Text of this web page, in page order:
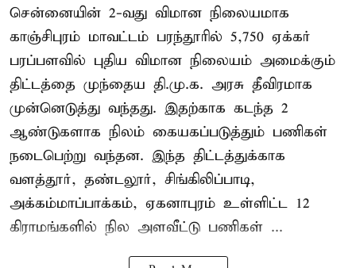
சென்னையின் 2-வது விமான நிலையமாக
காஞ்சிபுரம் மாவட்டம் பரந்தூரில் 5,750 ஏக்கர்
பரப்பளவில் புதிய விமான நிலையம் அமைக்கும்
திட்டத்தை முந்தைய தி.மு.க. அரசு தீவிரமாக
முன்னெடுத்து வந்தது. இதற்காக கடந்த 2
ஆண்டுகளாக நிலம் கையகப்படுத்தும் பணிகள்
நடைபெற்று வந்தன. இந்த திட்டத்துக்காக
வளத்தூர், தண்டலூர், சிங்கிலிப்பாடி,
அக்கம்மாப்பாக்கம், ஏகனாபுரம் உள்ளிட்ட 12
கிராமங்களில் நில அளவீட்டு பணிகள் ...